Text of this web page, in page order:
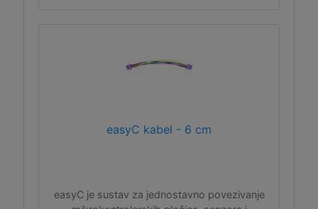
easyC kabel - 6 cm
easyC je sustav za jednostavno povezivanje